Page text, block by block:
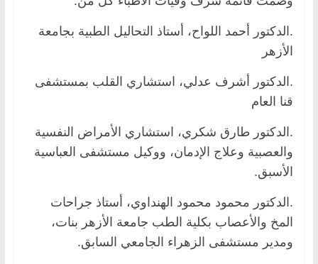
.الدكتور أحمد اللواح، أستاذ التحاليل الطبية بجامعة
الأزهر
.الدكتور أشرف عدلي، استشاري القلب بمستشفى
قنا العام
.الدكتور طارق شكري، استشاري الأمراض النفسية
والعصبية وعلاج الإدمان، ووكيل مستشفى العباسية
الأسبق.
.الدكتور محمود محمود الهنداوي، أستاذ جراحات
المخ والأعصاب بكلية الطب جامعة الأزهر بنات،
ومدير مستشفى الزهراء الجامعي السابق.